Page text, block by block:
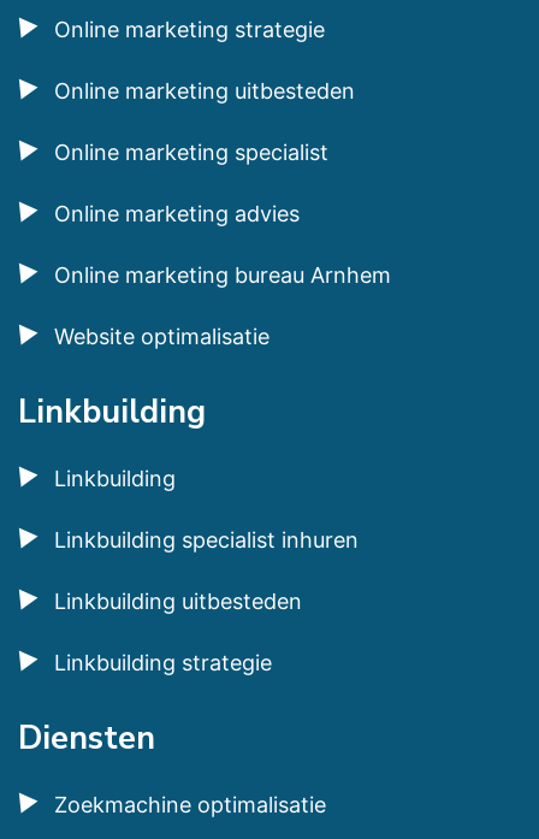
Online marketing strategie
Online marketing uitbesteden
Online marketing specialist
Online marketing advies
Online marketing bureau Arnhem
Website optimalisatie
Linkbuilding
Linkbuilding
Linkbuilding specialist inhuren
Linkbuilding uitbesteden
Linkbuilding strategie
Diensten
Zoekmachine optimalisatie